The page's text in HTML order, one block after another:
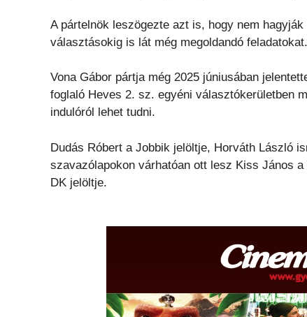
A pártelnök leszögezte azt is, hogy nem
választásokig is lát még megoldandó feladatokat.
Vona Gábor pártja még 2025 júniusában
foglaló Heves 2. sz. egyéni választókerületben
indulóról lehet tudni.
Dudás Róbert a Jobbik jelöltje, Horváth László
szavazólapokon várhatóan ott lesz Kiss János
DK jelöltje.